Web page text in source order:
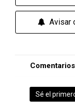
Avisar
Comentarios
Sé el